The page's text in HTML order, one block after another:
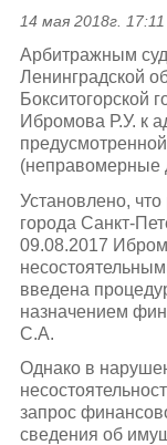
14 мая 2018г. 17:11
Арбитражным
Ленинградской
Бокситогорской
Ибромова Р.У. к
(неправомерные
Установлено,
города Санкт-
09.08.2017
введена
назначением
С.А.
Однако в
запрос
сведения об